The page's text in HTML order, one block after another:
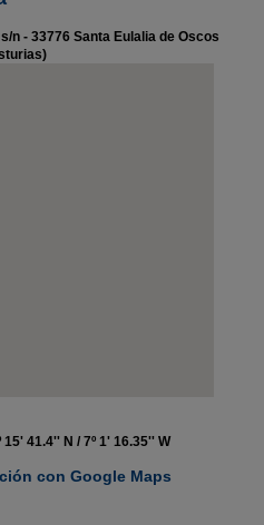
s/n - 33776 Santa Eulalia de Oscos
15' 41.4'' N / 7º 1' 16.35'' W
con Google Maps